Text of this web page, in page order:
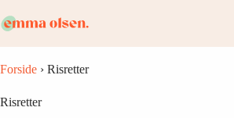
til
indhold
Forside › Risretter
Risretter